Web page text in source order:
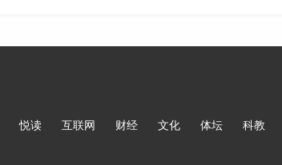
悦读 互联网 财经 文化 体坛 科教